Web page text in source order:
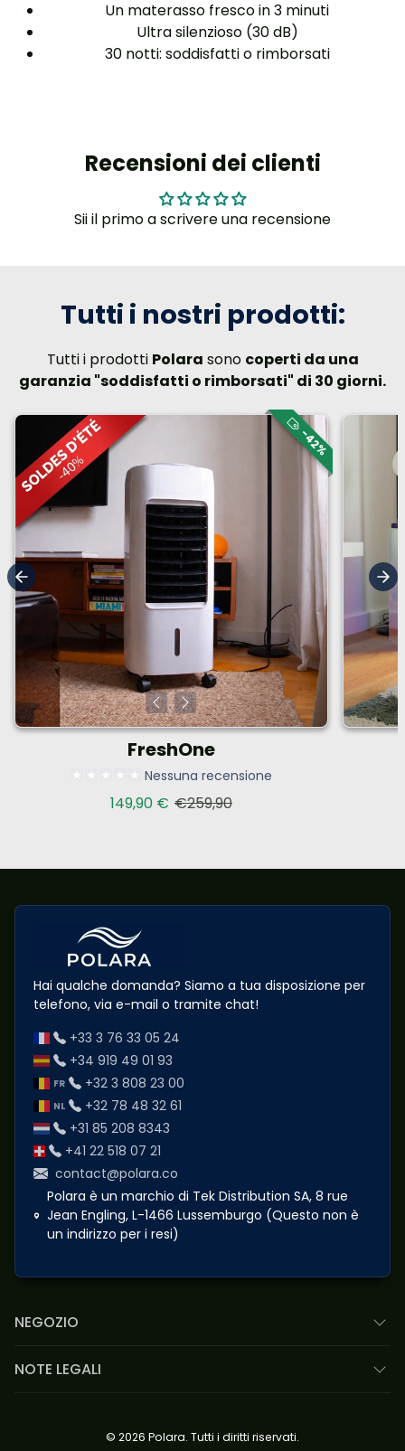
Un materasso fresco in 3 minuti
Ultra silenzioso (30 dB)
30 notti: soddisfatti o rimborsati
Recensioni dei clienti
Sii il primo a scrivere una recensione
Tutti i nostri prodotti:
Tutti i prodotti Polara sono coperti da una
garanzia "soddisfatti o rimborsati" di 30 giorni.
-42%
FreshOne
Nessuna recensione
Prezzo di vendita
149,90 € Prezzo normale
€259,90
Hai qualche domanda? Siamo a tua disposizione per
telefono, via e-mail o tramite chat!
+33 3 76 33 05 24
+34 919 49 01 93
+32 3 808 23 00
+32 78 48 32 61
+31 85 208 8343
+41 22 518 07 21
contact@polara.co
Polara è un marchio di Tek Distribution SA, 8 rue
Jean Engling, L-1466 Lussemburgo (Questo non è
un indirizzo per i resi)
NEGOZIO
NOTE LEGALI
© 2026 Polara. Tutti i diritti riservati.